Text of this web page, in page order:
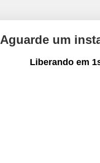
Aguarde um
Liberando em 1